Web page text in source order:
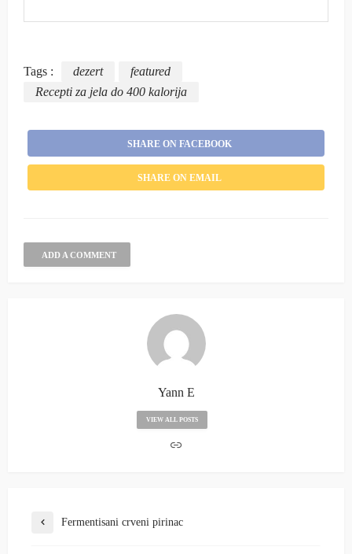
Tags : dezert
featured
Recepti za jela do 400 kalorija
SHARE ON FACEBOOK
SHARE ON EMAIL
ADD A COMMENT
Yann E
VIEW ALL POSTS
Fermentisani crveni pirinac